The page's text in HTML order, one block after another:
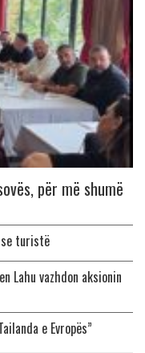
për më shumë
turistë
Lahu vazhdon aksionin
e Evropës”